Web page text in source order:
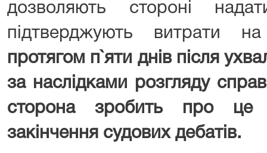
дозволяють стороні
підтверджують витрати
протягом п`яти днів після
за наслідками розгляду
сторона зробить про це
закінчення судових дебатів.